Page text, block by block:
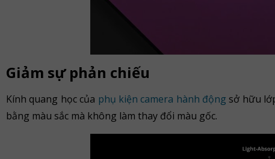
Giảm sự phản chiếu
Kính quang học của phụ kiện camera hành động sở hữu
bằng màu sắc mà không làm thay đổi màu gốc.